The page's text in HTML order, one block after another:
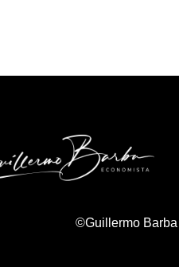
©Guillermo